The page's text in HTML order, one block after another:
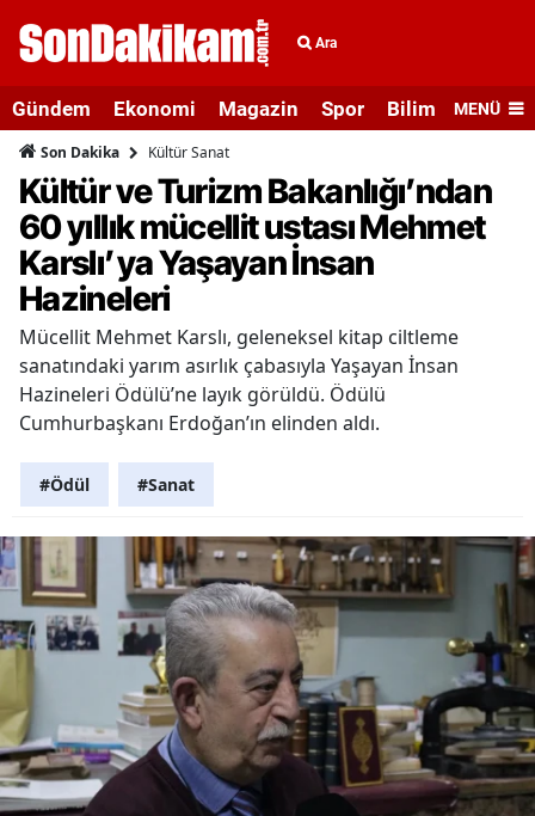
Ara
Gündem Ekonomi Magazin Spor Bilim veMENÜ
Son Dakika Kültür Sanat
Kültür ve Turizm Bakanlığı’ndan
60 yıllık mücellit ustası Mehmet
Karslı’ya Yaşayan İnsan
Hazineleri
Mücellit Mehmet Karslı, geleneksel kitap ciltleme
sanatındaki yarım asırlık çabasıyla Yaşayan İnsan
Hazineleri Ödülü’ne layık görüldü. Ödülü
Cumhurbaşkanı Erdoğan’ın elinden aldı.
#Ödül #Sanat